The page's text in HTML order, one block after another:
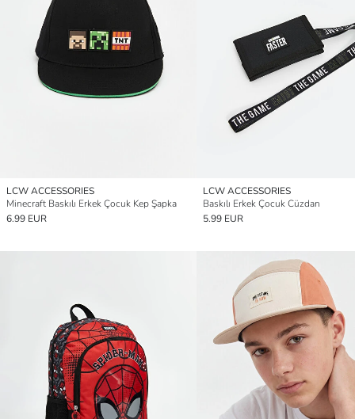
LCW ACCESSORIES
Minecraft Baskılı Erkek Çocuk Kep Şapka
6.99 EUR
LCW ACCESSORIES
Baskılı Erkek Çocuk Cüzdan
5.99 EUR